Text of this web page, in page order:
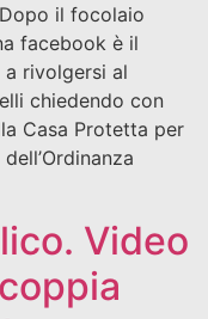
il focolaio
facebook è il
a rivolgersi al
chiedendo con
Casa Protetta per
Video